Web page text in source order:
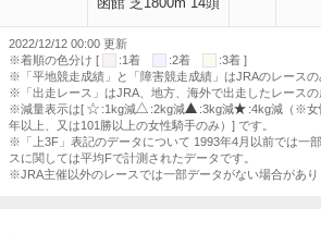
2022/12/12 00:00 更新
※着順の色分け [
:1着 :2着
:3着 ]
※「平地競走成績」と「障害競走成績」はJRAのレースの
※「出走レース」はJRA、地方、海外で出走したレースの
※減量表示は[
:1kg減 :2kg減 :3kg減 :4kg減（※女
年以上、又は101勝以上の女性騎手のみ）] です。
※「上3F」表記のデータについて 1993年4月以前では一
スに関しては平均Fで計測されたデータです。
※JRA主催以外のレースでは一部データがない場合があり